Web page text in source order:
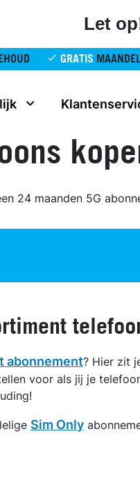
Let
GRATIS
24 maanden 5G
abonnement? Hier zit
voor als jij je
Sim Only